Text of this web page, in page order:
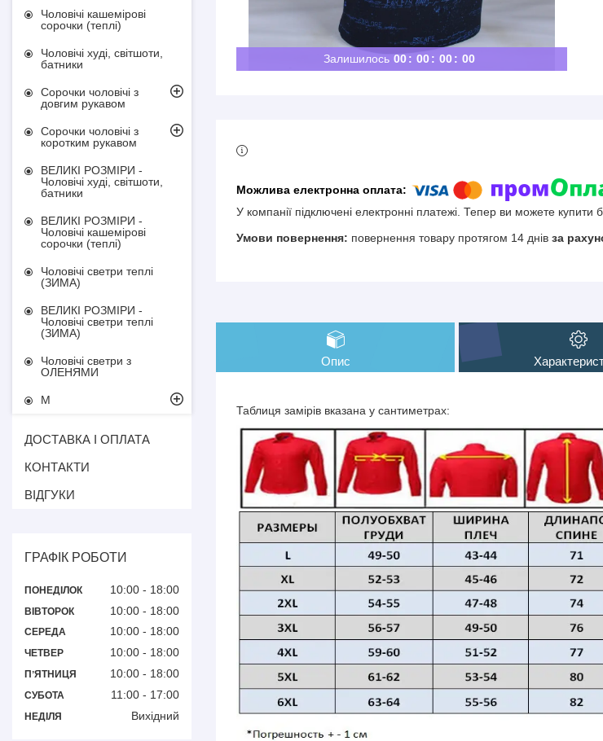
Залишилось 00 00 00 00
У компанії підключені електронні платежі. Тепер ви можете
повернення товару протягом 14 днів за
Опис
Таблиця замірів вказана у сантиметрах:
Чоловічі кашемірові
сорочки (теплі)
Чоловічі худі, світшоти,
батники
Сорочки чоловічі з
довгим рукавом
Сорочки чоловічі з
коротким рукавом
ВЕЛИКІ РОЗМІРИ -
Чоловічі худі, світшоти,
батники
ВЕЛИКІ РОЗМІРИ -
Чоловічі кашемірові
сорочки (теплі)
Чоловічі светри теплі
(ЗИМА)
ВЕЛИКІ РОЗМІРИ -
Чоловічі светри теплі
(ЗИМА)
Чоловічі светри з
ОЛЕНЯМИ
М
ДОСТАВКА І ОПЛАТА
КОНТАКТИ
ВІДГУКИ
ГРАФІК РОБОТИ
ПОНЕДІЛОК 10:00 18:00
ВІВТОРОК 10:00 18:00
СЕРЕДА 10:00 18:00
ЧЕТВЕР 10:00 18:00
ПʼЯТНИЦЯ 10:00 18:00
СУБОТА 11:00 17:00
НЕДІЛЯ Вихідний